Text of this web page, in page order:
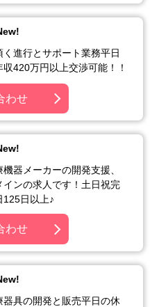
進行とサポート業務平日
420万円以上交渉可能！！
わせ
機器メーカーの開発支援、
インの求人です！土日祝完
125日以上♪
わせ
器具の開発と販売平日の休